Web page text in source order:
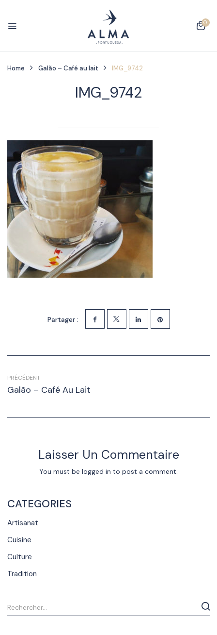
0
Home Galão – Café au lait IMG_9742
IMG_9742
CATEGORIES
Artisanat
Cuisine
Culture
Tradition
Partager :
PRÉCÉDENT
Galão – Café Au Lait
Laisser Un Commentaire
You must be logged in to post a comment.